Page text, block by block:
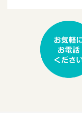
〒020-0114 盛岡市高松
TEL：019(662)8513
札幌営業所